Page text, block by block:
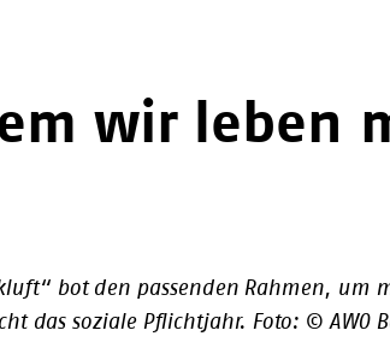
wir leben
bot den passenden Rahmen,
das soziale Pflichtjahr. Foto: © AWO